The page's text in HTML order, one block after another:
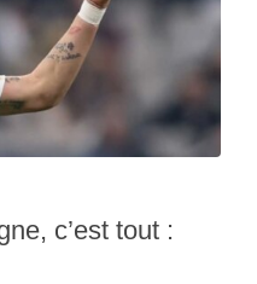
c’est tout :